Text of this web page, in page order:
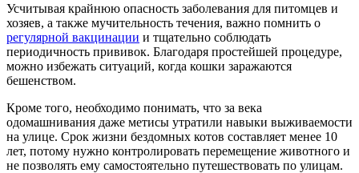
Усчитывая крайнюю опасность заболевания для питомцев и
хозяев, а также мучительность течения, важно помнить о
регулярной вакцинации и тщательно соблюдать
периодичность прививок. Благодаря простейшей процедуре,
можно избежать ситуаций, когда кошки заражаются
бешенством.
Кроме того, необходимо понимать, что за века
одомашнивания даже метисы утратили навыки выживаемости
на улице. Срок жизни бездомных котов составляет менее 10
лет, потому нужно контролировать перемещение животного и
не позволять ему самостоятельно путешествовать по улицам.